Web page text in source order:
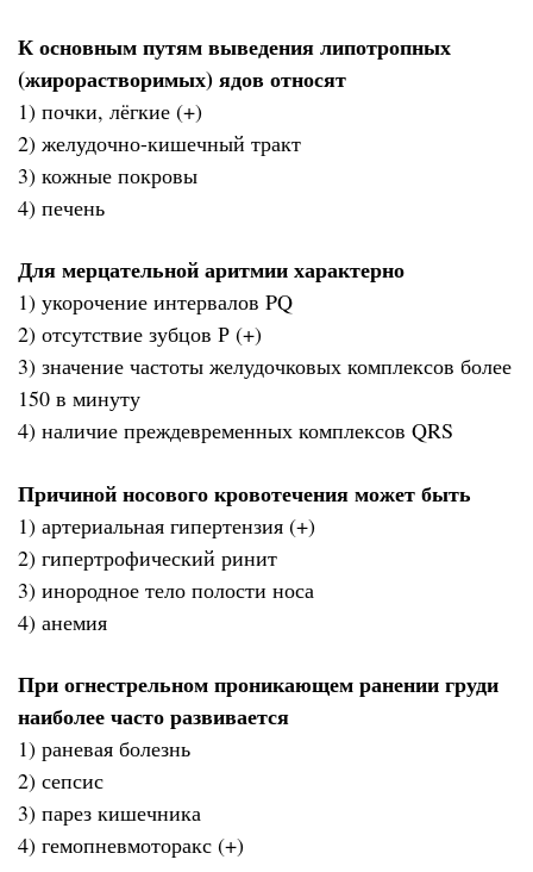
К основным путям выведения липотропных
(жирорастворимых) ядов относят
1) почки, лёгкие (+)
2) желудочно-кишечный тракт
3) кожные покровы
4) печень
Для мерцательной аритмии характерно
1) укорочение интервалов PQ
2) отсутствие зубцов Р (+)
3) значение частоты желудочковых комплексов более
150 в минуту
4) наличие преждевременных комплексов QRS
Причиной носового кровотечения может быть
1) артериальная гипертензия (+)
2) гипертрофический ринит
3) инородное тело полости носа
4) анемия
При огнестрельном проникающем ранении груди
наиболее часто развивается
1) раневая болезнь
2) сепсис
3) парез кишечника
4) гемопневмоторакс (+)